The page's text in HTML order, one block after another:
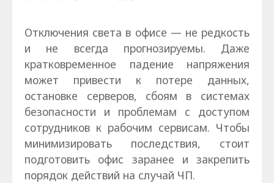
Отключения света в офисе — не редкость
и не всегда прогнозируемы. Даже
кратковременное падение напряжения
может привести к потере данных,
остановке серверов, сбоям в системах
безопасности и проблемам с доступом
сотрудников к рабочим сервисам. Чтобы
минимизировать последствия, стоит
подготовить офис заранее и закрепить
порядок действий на случай ЧП.